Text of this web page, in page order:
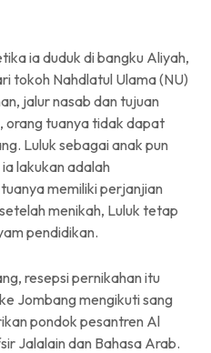
ia duduk di bangku Aliyah,
tokoh Nahdlatul Ulama (NU)
jalur nasab dan tujuan
orang tuanya tidak dapat
Luluk sebagai anak pun
lakukan adalah
memiliki perjanjian
menikah, Luluk tetap
pendidikan.
resepsi pernikahan itu
Jombang mengikuti sang
pondok pesantren Al
Jalalain dan Bahasa Arab.